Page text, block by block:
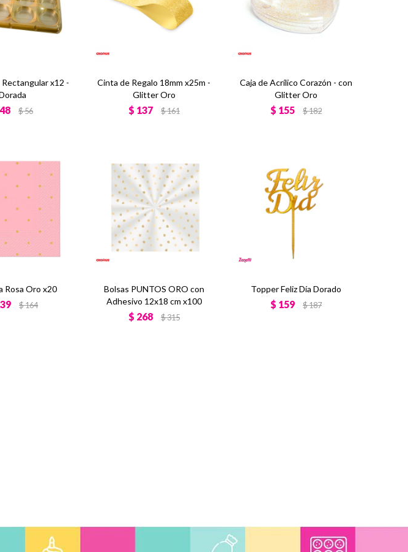
x12 -
48 $56
Cinta de Regalo 18mm x25m -
Glitter Oro
$ 137 $161
Caja de Acrílico Corazón - con
Glitter Oro
$ 155 $182
Rosa Oro x20
$164
Bolsas PUNTOS ORO con
Adhesivo 12x18 cm x100
$ 268 $315
Topper Feliz Día Dorado
$ 159 $187